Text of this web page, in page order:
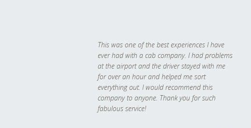
This was one of the best experiences I have
ever had with a cab company. I had problems
at the airport and the driver stayed with me
for over an hour and helped me sort
everything out. I would recommend this
company to anyone. Thank you for such
fabulous service!